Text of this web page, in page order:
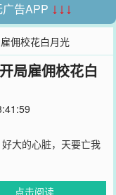
告APP ↓↓↓
佣校花白月光
局雇佣校花白
大的心脏，天要亡我
点击阅读